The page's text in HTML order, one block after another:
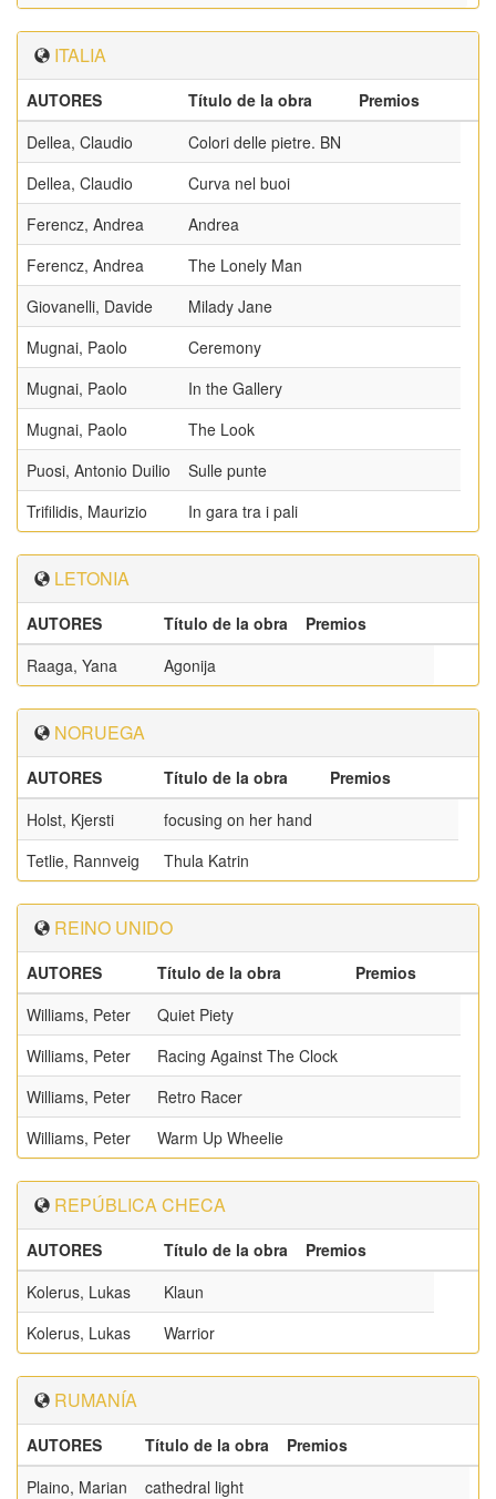
ITALIA
AUTORES Título de la obra
Premios
Dellea, Claudio
Colori delle pietre. BN
Dellea, Claudio
Curva nel buoi
Ferencz, Andrea
Andrea
Ferencz, Andrea
The Lonely Man
Giovanelli, Davide
Milady Jane
Mugnai, Paolo
Ceremony
Mugnai, Paolo
In the Gallery
Mugnai, Paolo
The Look
Puosi, Antonio Duilio
Sulle punte
Trifilidis, Maurizio
In gara tra i pali
LETONIA
AUTORES Título de la obra
Premios
Raaga, Yana
Agonija
NORUEGA
AUTORES Título de la obra
Premios
Holst, Kjersti
focusing on her hand
Tetlie, Rannveig
Thula Katrin
REINO UNIDO
AUTORES Título de la obra
Premios
Williams, Peter
Quiet Piety
Williams, Peter
Racing Against The Clock
Williams, Peter
Retro Racer
Williams, Peter
Warm Up Wheelie
REPÚBLICA CHECA
AUTORES Título de la obra
Premios
Kolerus, Lukas
Klaun
Kolerus, Lukas
Warrior
RUMANÍA
AUTORES Título de la obra
Premios
Plaino, Marian
cathedral light